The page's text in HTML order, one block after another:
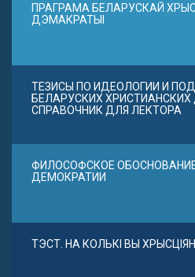
ПРАГРАМА БЕЛАРУСКАЙ
ДЭМАКРАТЫІ
ТЕЗИСЫ ПО ИДЕОЛОГИИ И
БЕЛАРУСКИХ ХРИСТИАНСКИХ
СПРАВОЧНИК ДЛЯ ЛЕКТОРА
ФИЛОСОФСКОЕ
ДЕМОКРАТИИ
ТЭСТ. НА КОЛЬКІ ВЫ